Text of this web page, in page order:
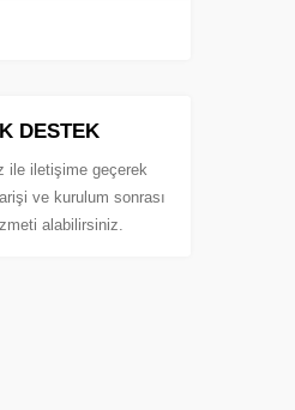
DESTEK
ile iletişime geçerek
ve kurulum sonrası
alabilirsiniz.